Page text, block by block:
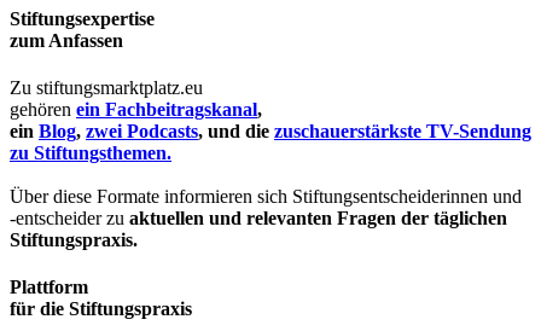
Stiftungsexpertise
zum Anfassen
Zu stiftungsmarktplatz.eu
gehören ein Fachbeitragskanal,
ein Blog, zwei Podcasts, und die zuschauerstärkste TV-Sendung
zu Stiftungsthemen.
Über diese Formate informieren sich Stiftungsentscheiderinnen und
-entscheider zu aktuellen und relevanten Fragen der täglichen
Stiftungspraxis.
Plattform
für die Stiftungspraxis